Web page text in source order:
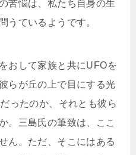
苦悩は、私たち自身の生
うているようです。
おして家族と共にUFOを
らが丘の上で目にする光
ったのか、それとも彼ら
。三島氏の筆致は、ここ
ん。ただ、そこにはある